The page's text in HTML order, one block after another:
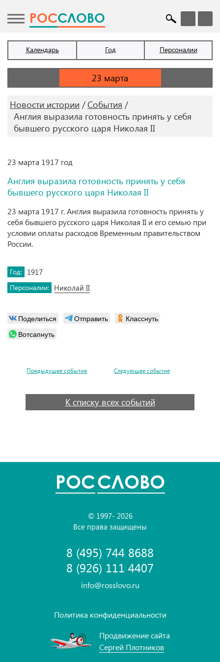
POCСЛОВО
Календарь Год Персоналии
Новости истории
События
Англия выразила готовность принять у себя
бывшего русского царя Николая II
23 марта 1917 год
Англия выразила готовность принять у себя
бывшего русского царя Николая II
23 марта 1917 г. Англия выразила готовность принять у
себя бывшего русского царя Николая II и его семью при
условии оплаты расходов Временным правительством
России.
Год: 1917
Персоналии: Николай II
Поделиться Отправить
Класснуть
Вотсапнуть
Предыдущее событие Следующее событие
К списку всех событий
POCСЛОВО
© 1997- 2026
Все права защищены
8 (495) 744 8688
8 (926) 111 4407
info@rosslovo.ru
Политика конфиденциальности
Продвижение сайта
Сергей Плотников